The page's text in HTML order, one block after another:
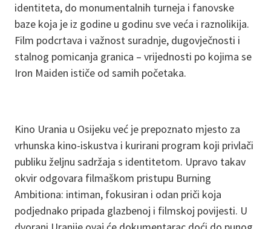
identiteta, do monumentalnih turneja i fanovske
baze koja je iz godine u godinu sve veća i raznolikija.
Film podcrtava i važnost suradnje, dugovječnosti i
stalnog pomicanja granica – vrijednosti po kojima se
Iron Maiden ističe od samih početaka.
Kino Urania u Osijeku već je prepoznato mjesto za
vrhunska kino-iskustva i kurirani program koji privlači
publiku željnu sadržaja s identitetom. Upravo takav
okvir odgovara filmaškom pristupu Burning
Ambitiona: intiman, fokusiran i odan priči koja
podjednako pripada glazbenoj i filmskoj povijesti. U